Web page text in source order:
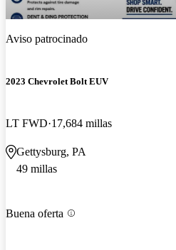
Aviso patrocinado
2023 Chevrolet Bolt EUV
LT FWD 17,684 millas
Gettysburg, PA
49 millas
Buena oferta